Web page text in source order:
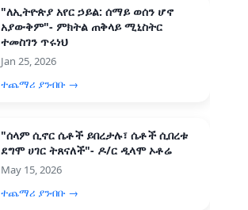
"ለኢትዮጵያ አየር ኃይል: ሰማይ ወሰን ሆኖ
አያውቅም"- ምክትል ጠቅላይ ሚኒስትር
ተመስገን ጥሩነህ
Jan 25, 2026
ተጨማሪ ያንብቡ →
"ሰላም ሲኖር ሴቶች ይበረታሉ፣ ሴቶች ሲበረቱ
ደግሞ ሀገር ትጸናለች"- ዶ/ር ዲላሞ ኦቶሬ
May 15, 2026
ተጨማሪ ያንብቡ →